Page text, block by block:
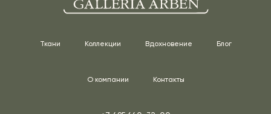
Ткани Коллекции Вдохновение Блог
О компании Контакты